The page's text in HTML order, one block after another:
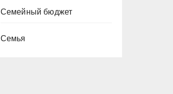
Семейный бюджет
Семья